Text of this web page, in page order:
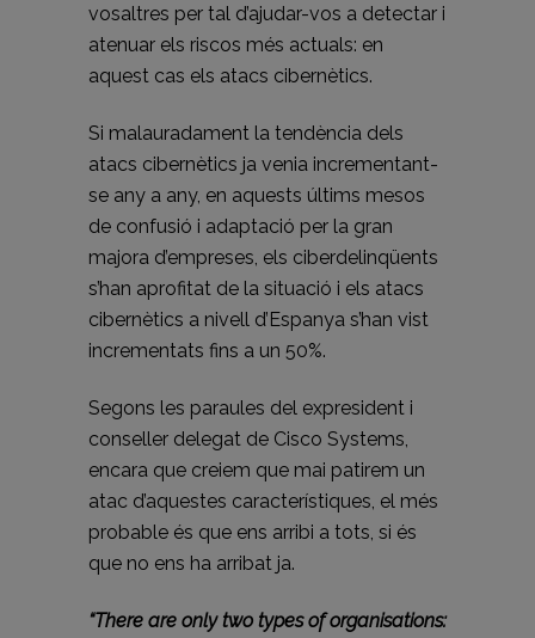
vosaltres per tal d’ajudar-vos a detectar i
atenuar els riscos més actuals: en
aquest cas els atacs cibernètics.
Si malauradament la tendència dels
atacs cibernètics ja venia incrementant-
se any a any, en aquests últims mesos
de confusió i adaptació per la gran
majora d’empreses, els ciberdelinqüents
s’han aprofitat de la situació i els atacs
cibernètics a nivell d’Espanya s’han vist
incrementats fins a un 50%.
Segons les paraules del expresident i
conseller delegat de Cisco Systems,
encara que creiem que mai patirem un
atac d’aquestes característiques, el més
probable és que ens arribi a tots, si és
que no ens ha arribat ja.
“There are only two types of organisations: